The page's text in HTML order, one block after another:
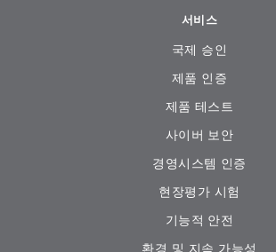
서비스
국제 승인
제품 인증
제품 테스트
사이버 보안
경영시스템 인증
현장평가 시험
기능적 안전
환경 및 지속 가능성